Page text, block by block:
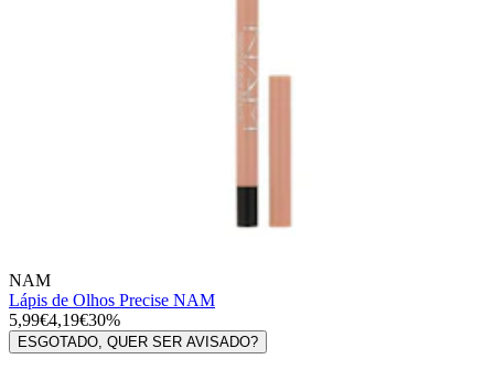
NAM
Lápis de Olhos Precise NAM
5,99€4,19€30%
ESGOTADO, QUER SER AVISADO?